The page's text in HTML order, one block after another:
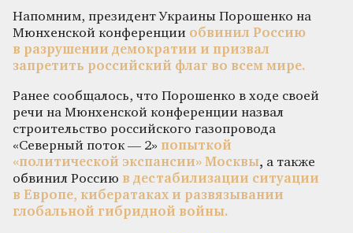
Напомним, президент Украины Порошенко на
Мюнхенской конференции обвинил Россию
в разрушении демократии и призвал
запретить российский флаг во всем мире.
Ранее сообщалось, что Порошенко в ходе своей
речи на Мюнхенской конференции назвал
строительство российского газопровода
«Северный поток — 2» попыткой
«политической экспансии» Москвы, а также
обвинил Россию в дестабилизации ситуации
в Европе, кибератаках и развязывании
глобальной гибридной войны.